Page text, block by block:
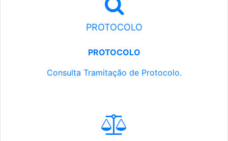
PROTOCOLO
PROTOCOLO
Consulta Tramitação de Protocolo.